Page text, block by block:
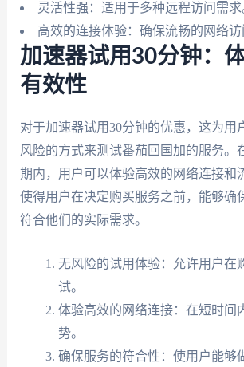
灵活性强：适用于多种远程访问需求
高效的连接体验：确保流畅的网络访
加速器试用30分钟：
有效性
对于加速器试用30分钟的优惠，这为用
风险的方式来测试番茄回国加的服务。
期内，用户可以体验高效的网络连接和
使得用户在决定购买服务之前，能够确
符合他们的实际需求。
无风险的试用体验：允许用户在
试。
体验高效的网络连接：在短时间
势。
确保服务的符合性：使用户能够